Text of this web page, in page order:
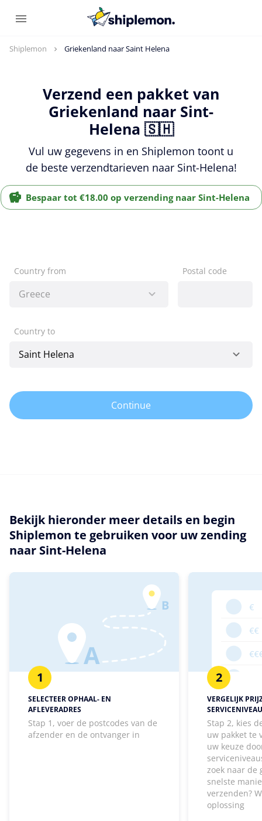
Shiplemon Griekenland naar Saint Helena
Verzend een pakket van
Griekenland naar Sint-
Helena 🇸🇭
Vul uw gegevens in en Shiplemon toont u
de beste verzendtarieven naar Sint-Helena!
Bespaar tot €18.00 op verzending naar Sint-Helena
Country from Postal code
Country to
Continue
Bekijk hieronder meer details en begin
Shiplemon te gebruiken voor uw zending
naar Sint-Helena
1
SELECTEER OPHAAL- EN
AFLEVERADRES
Stap 1, voer de postcodes van de
afzender en de ontvanger in
2
VERGELIJK
Stap 2, kies
uw pakket te
uw keuze
zoek naar de
snelste
verzenden?
oplossing